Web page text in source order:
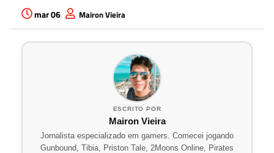
mar 06 Mairon Vieira
ESCRITO POR
Mairon Vieira
Jornalista especializado em gamers. Comecei jogando
Gunbound, Tibia, Priston Tale, 2Moons Online, Pirates